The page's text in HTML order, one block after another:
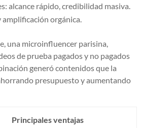
alcance rápido, credibilidad masiva.
orgánica.
una microinfluencer parisina,
de prueba pagados y no pagados
generó contenidos que la
presupuesto y aumentando
Principales ventajas